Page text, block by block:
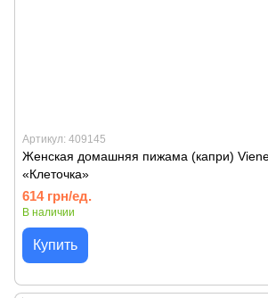
Артикул: 409145
Женская домашняя пижама (капри)
«Клеточка»
614 грн/ед.
В наличии
Купить